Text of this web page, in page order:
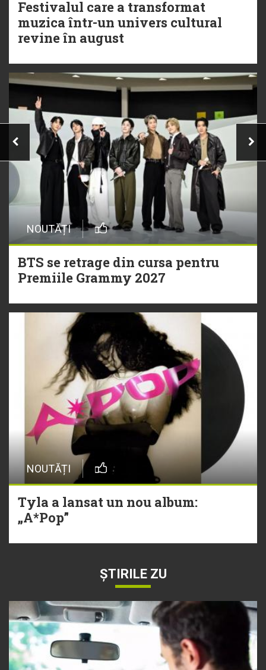
Festivalul care a transformat
muzica într-un univers cultural
revine în august
NOUTĂȚI
BTS se retrage din cursa pentru
Premiile Grammy 2027
NOUTĂȚI
Tyla a lansat un nou album:
„A*Pop”
ȘTIRILE ZU